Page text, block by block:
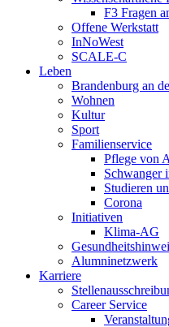
F3 Fragen
Offene Werkstatt
InNoWest
SCALE-C
Leben
Brandenburg an
Wohnen
Kultur
Sport
Familienservice
Pflege von
Schwanger
Studieren
Corona
Initiativen
Klima-AG
Alumninetzwerk
Karriere
Career Service